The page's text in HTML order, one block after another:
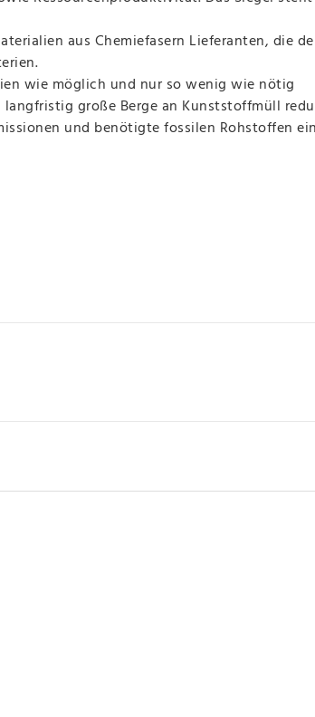
aus Chemiefasern Lieferanten, die
wie möglich und nur so wenig wie nötig
große Berge an Kunststoffmüll
und benötigte fossilen Rohstoffen